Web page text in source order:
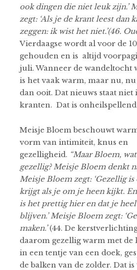
ook dingen die niet leuk zijn.’
zegt: ‘Als je de krant leest dan
zeggen: ik wist het niet.’(46.
Vierdaagse wordt al voor de
gehouden en is altijd
juli. Wanneer de wandeltocht
is het vaak warm, maar nu,
dan ooit. Dat nieuws staat niet
kranten. Dat is
Meisje Bloem beschouwt
vorm van intimiteit, knus en
gezelligheid. “Maar Bloem,
gezellig? Meisje Bloem denkt
Meisje Bloem zegt: ‘Gezellig
krijgt als je om je heen kijkt.
is het prettig hier en dat je
blijven.’ Meisje Bloem zegt:
maken.’(44. De
daarom gezellig warm met
in een tentje van een doek,
de balken van de zolder. Dat is